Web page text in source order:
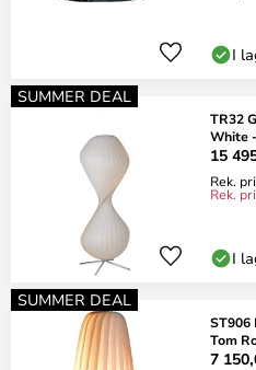
I
SUMMER DEAL
TR32
White
15
Rek.
Rek.
I
SUMMER DEAL
ST906
Tom
7